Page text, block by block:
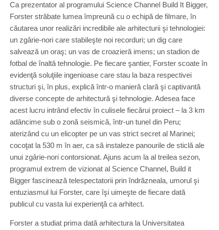
Ca prezentator al programului Science Channel Build It Bigger,
Forster străbate lumea împreună cu o echipă de filmare, în
căutarea unor realizări incredibile ale arhitecturii şi tehnologiei:
un zgârie-nori care stabileşte noi recorduri; un dig care
salvează un oraş; un vas de croazieră imens; un stadion de
fotbal de înaltă tehnologie. Pe fiecare şantier, Forster scoate în
evidenţă soluţiile ingenioase care stau la baza respectivei
structuri şi, în plus, explică într-o manieră clară şi captivantă
diverse concepte de arhitectură şi tehnologie. Adesea face
acest lucru intrând efectiv în culisele fiecărui proiect – la 3 km
adâncime sub o zonă seismică, într-un tunel din Peru;
aterizând cu un elicopter pe un vas strict secret al Marinei;
cocoţat la 530 m în aer, ca să instaleze panourile de sticlă ale
unui zgârie-nori contorsionat. Ajuns acum la al treilea sezon,
programul extrem de vizionat al Science Channel, Build it
Bigger fascinează telespectatorii prin îndrăzneala, umorul şi
entuziasmul lui Forster, care îşi uimeşte de fiecare dată
publicul cu vasta lui experienţă ca arhitect.
Forster a studiat prima dată arhitectura la Universitatea